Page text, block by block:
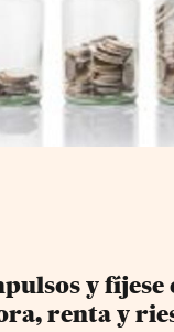
y fíjese
renta y